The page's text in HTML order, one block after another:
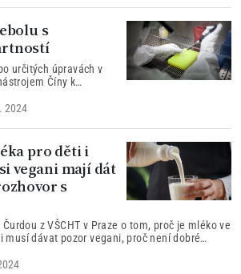
s
určitých úpravách v
Číny k
2024
pro děti i
vegani mají dát
s
z VŠCHT v Praze o tom, proč je mléko ve
musí dávat pozor vegani, proč není dobré